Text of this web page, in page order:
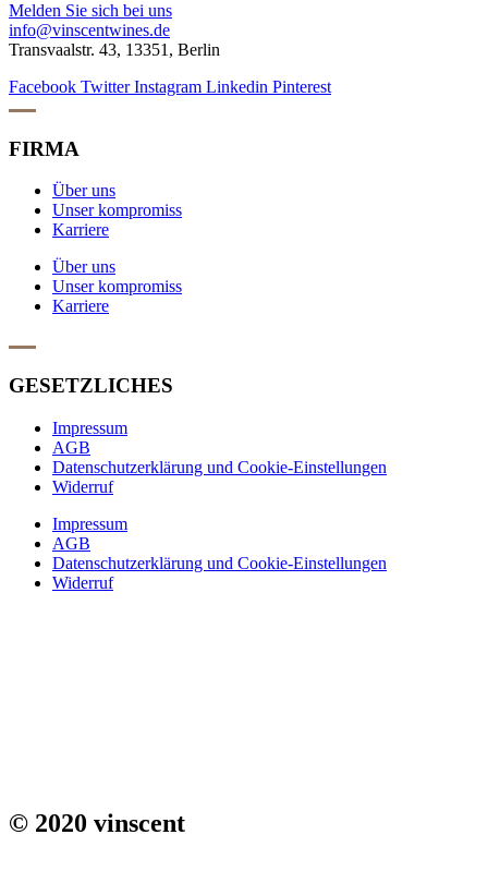
Melden Sie sich bei uns
info@vinscentwines.de
Transvaalstr. 43, 13351, Berlin
Facebook Twitter Instagram Linkedin Pinterest
FIRMA
Über uns
Unser kompromiss
Karriere
Über uns
Unser kompromiss
Karriere
GESETZLICHES
Impressum
AGB
Datenschutzerklärung und Cookie-Einstellungen
Widerruf
Impressum
AGB
Datenschutzerklärung und Cookie-Einstellungen
Widerruf
© 2020 vinscent